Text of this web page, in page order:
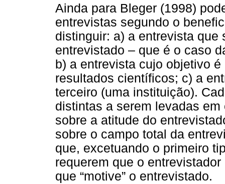
Ainda para Bleger (1998)
entrevistas segundo o
distinguir: a) a entrevista
entrevistado – que é o caso
b) a entrevista cujo objetivo
resultados científicos; c) a
terceiro (uma instituição).
distintas a serem levadas
sobre a atitude do
sobre o campo total da
que, excetuando o primeiro
requerem que o
que “motive” o entrevistado.